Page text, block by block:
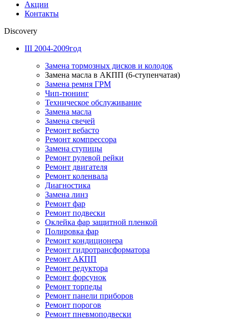
Акции
Контакты
Discovery
III 2004-2009год
Замена тормозных дисков и колодок
Замена масла в АКПП (6-ступенчатая)
Замена ремня ГРМ
Чип-тюнинг
Техническое обслуживание
Замена масла
Замена свечей
Ремонт вебасто
Ремонт компрессора
Замена ступицы
Ремонт рулевой рейки
Ремонт двигателя
Ремонт коленвала
Диагностика
Замена линз
Ремонт фар
Ремонт подвески
Оклейка фар защитной пленкой
Полировка фар
Ремонт кондиционера
Ремонт гидротрансформатора
Ремонт АКПП
Ремонт редуктора
Ремонт форсунок
Ремонт торпеды
Ремонт панели приборов
Ремонт порогов
Ремонт пневмоподвески